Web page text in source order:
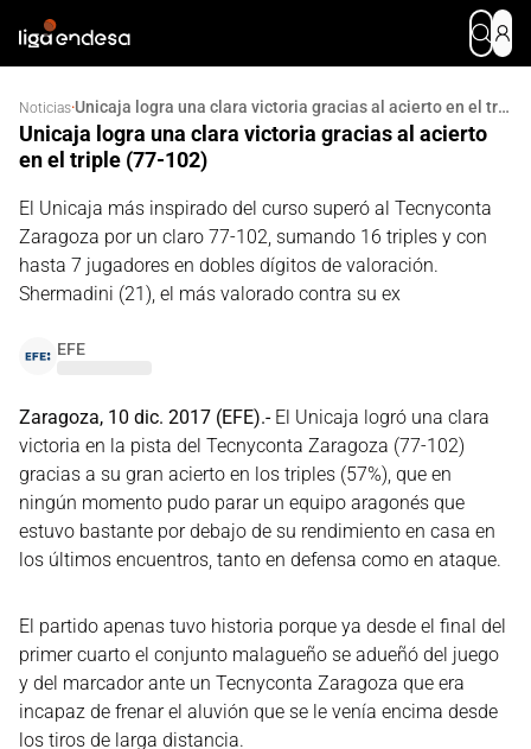
Noticias· Unicaja logra una clara victoria gracias al acierto en el triple (77-102)
Unicaja logra una clara victoria gracias al acierto
en el triple (77-102)
El Unicaja más inspirado del curso superó al Tecnyconta
Zaragoza por un claro 77-102, sumando 16 triples y con
hasta 7 jugadores en dobles dígitos de valoración.
Shermadini (21), el más valorado contra su ex
EFE
Zaragoza, 10 dic. 2017 (EFE).-El Unicaja logró una clara
victoria en la pista del Tecnyconta Zaragoza (77-102)
gracias a su gran acierto en los triples (57%), que en
ningún momento pudo parar un equipo aragonés que
estuvo bastante por debajo de su rendimiento en casa en
los últimos encuentros, tanto en defensa como en ataque.
El partido apenas tuvo historia porque ya desde el final del
primer cuarto el conjunto malagueño se adueñó del juego
y del marcador ante un Tecnyconta Zaragoza que era
incapaz de frenar el aluvión que se le venía encima desde
los tiros de larga distancia.